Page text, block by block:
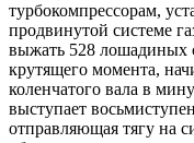
турбокомпрессорам,
продвинутой системе
выжать 528 лошадиных
крутящего момента,
коленчатого вала в
выступает
отправляющая тягу на